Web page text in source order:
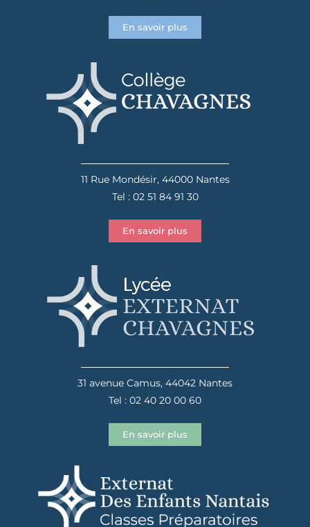
En savoir plus
11 Rue Mondésir, 44000 Nantes
Tel : 02 51 84 91 30
En savoir plus
31 avenue Camus, 44042 Nantes
Tel : 02 40 20 00 60
En savoir plus